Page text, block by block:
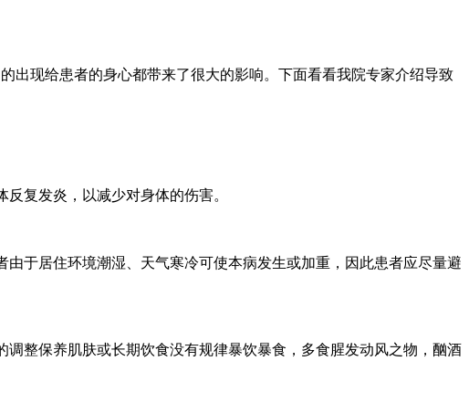
现给患者的身心都带来了很大的影响。下面看看我院专家介绍导致
复发炎，以减少对身体的伤害。
于居住环境潮湿、天气寒冷可使本病发生或加重，因此患者应尽量避
整保养肌肤或长期饮食没有规律暴饮暴食，多食腥发动风之物，酗酒